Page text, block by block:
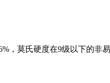
，莫氏硬度在9级以下的非